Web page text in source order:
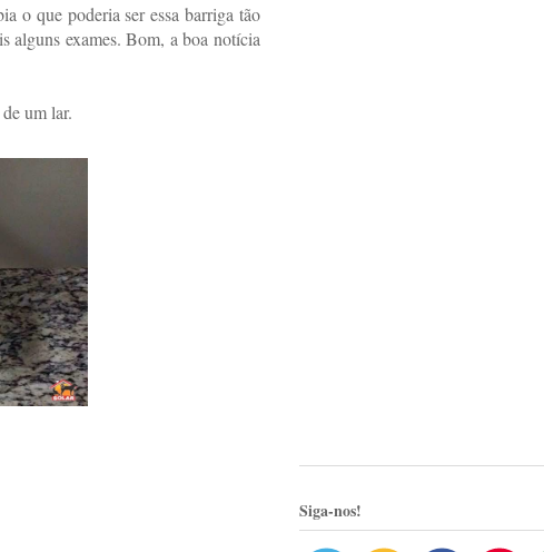
o que poderia ser essa barriga tão
alguns exames. Bom, a boa notícia
um lar.
Siga-nos!